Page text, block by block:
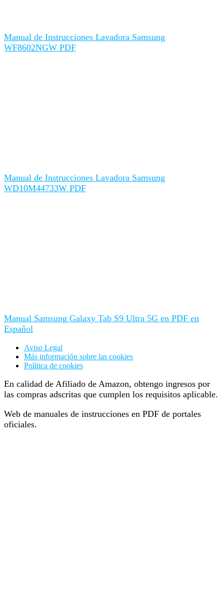
Manual de Instrucciones Lavadora Samsung
WF8602NGW PDF
Manual de Instrucciones Lavadora Samsung
WD10M44733W PDF
Manual Samsung Galaxy Tab S9 Ultra 5G en PDF en
Español
Aviso Legal
Más información sobre las cookies
Política de cookies
En calidad de Afiliado de Amazon, obtengo ingresos por
las compras adscritas que cumplen los requisitos aplicable.
Web de manuales de instrucciones en PDF de portales
oficiales.